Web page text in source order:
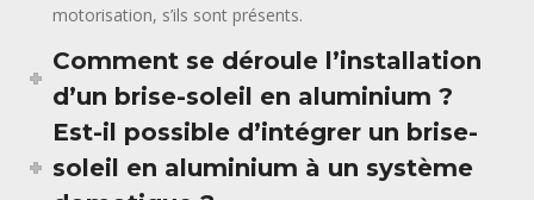
motorisation, s’ils sont présents.
Comment se déroule l’installation
d’un brise-soleil en aluminium ?
Est-il possible d’intégrer un brise-
soleil en aluminium à un système